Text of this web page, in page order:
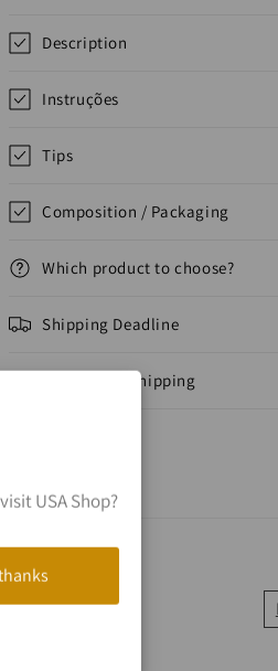
Description
Instruções
Tips
Composition / Packaging
Which product to choose?
Shipping Deadline
Affection in shipping
USA Shop?